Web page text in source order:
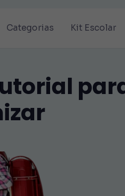
Categorias Kit Escolar